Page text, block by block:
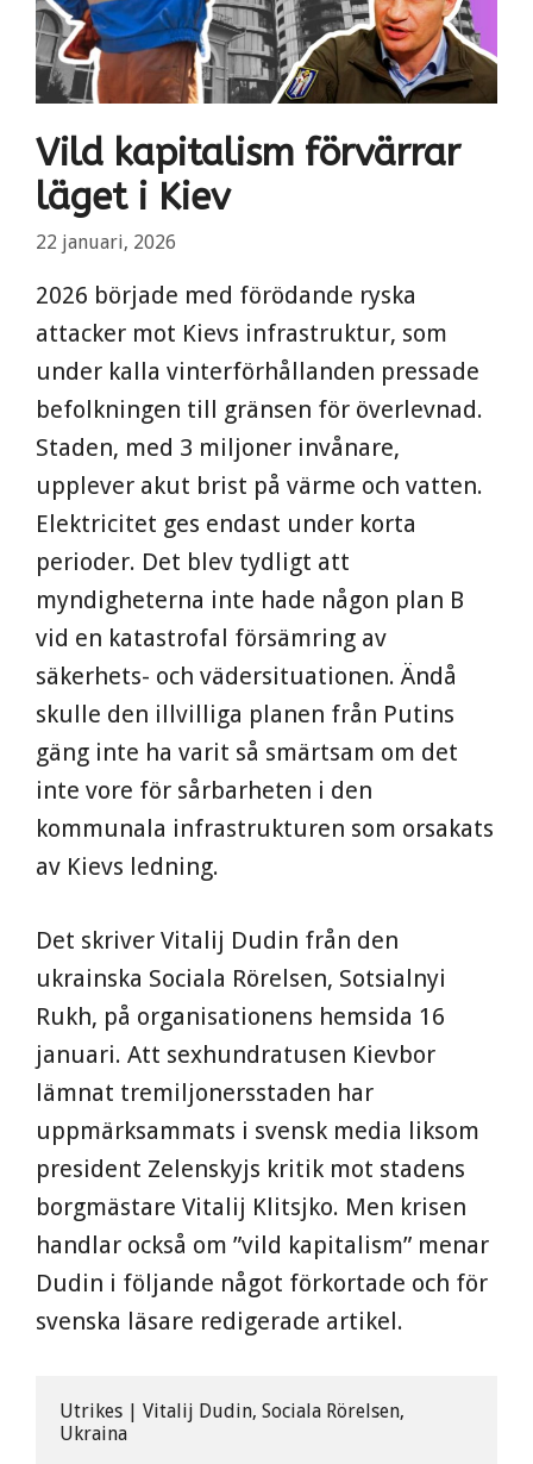
Vild kapitalism förvärrar
läget i Kiev
22 januari, 2026
2026 började med förödande ryska
attacker mot Kievs infrastruktur, som
under kalla vinterförhållanden pressade
befolkningen till gränsen för överlevnad.
Staden, med 3 miljoner invånare,
upplever akut brist på värme och vatten.
Elektricitet ges endast under korta
perioder. Det blev tydligt att
myndigheterna inte hade någon plan B
vid en katastrofal försämring av
säkerhets- och vädersituationen. Ändå
skulle den illvilliga planen från Putins
gäng inte ha varit så smärtsam om det
inte vore för sårbarheten i den
kommunala infrastrukturen som orsakats
av Kievs ledning.
Det skriver Vitalij Dudin från den
ukrainska Sociala Rörelsen, Sotsialnyi
Rukh, på organisationens hemsida 16
januari. Att sexhundratusen Kievbor
lämnat tremiljonersstaden har
uppmärksammats i svensk media liksom
president Zelenskyjs kritik mot stadens
borgmästare Vitalij Klitsjko. Men krisen
handlar också om ”vild kapitalism” menar
Dudin i följande något förkortade och för
svenska läsare redigerade artikel.
Utrikes | Vitalij Dudin, Sociala Rörelsen,
Ukraina